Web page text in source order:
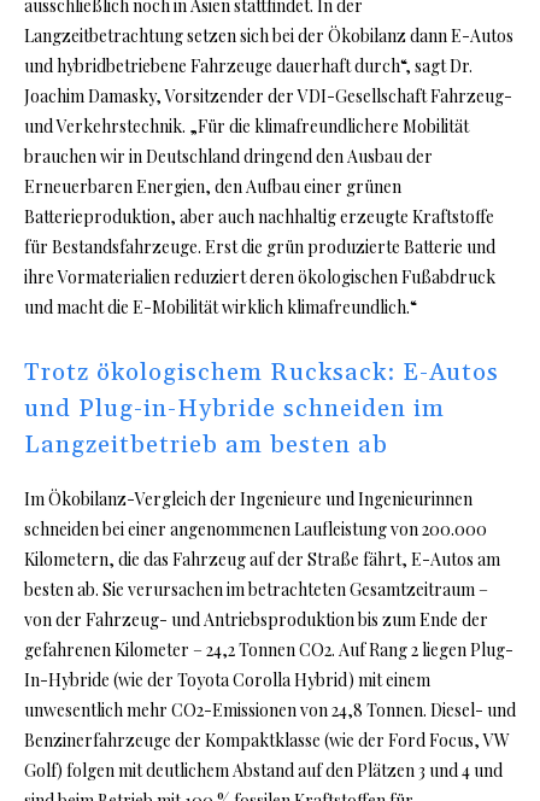
ausschließlich noch in Asien stattfindet. In der
Langzeitbetrachtung setzen sich bei der Ökobilanz dann E-Autos
und hybridbetriebene Fahrzeuge dauerhaft durch“, sagt Dr.
Joachim Damasky, Vorsitzender der VDI-Gesellschaft Fahrzeug-
und Verkehrstechnik. „Für die klimafreundlichere Mobilität
brauchen wir in Deutschland dringend den Ausbau der
Erneuerbaren Energien, den Aufbau einer grünen
Batterieproduktion, aber auch nachhaltig erzeugte Kraftstoffe
für Bestandsfahrzeuge. Erst die grün produzierte Batterie und
ihre Vormaterialien reduziert deren ökologischen Fußabdruck
und macht die E-Mobilität wirklich klimafreundlich.“
Trotz ökologischem Rucksack: E-Autos
und Plug-in-Hybride schneiden im
Langzeitbetrieb am besten ab
Im Ökobilanz-Vergleich der Ingenieure und Ingenieurinnen
schneiden bei einer angenommenen Laufleistung von 200.000
Kilometern, die das Fahrzeug auf der Straße fährt, E-Autos am
besten ab. Sie verursachen im betrachteten Gesamtzeitraum –
von der Fahrzeug- und Antriebsproduktion bis zum Ende der
gefahrenen Kilometer – 24,2 Tonnen CO2. Auf Rang 2 liegen Plug-
In-Hybride (wie der Toyota Corolla Hybrid) mit einem
unwesentlich mehr CO2-Emissionen von 24,8 Tonnen. Diesel- und
Benzinerfahrzeuge der Kompaktklasse (wie der Ford Focus, VW
Golf) folgen mit deutlichem Abstand auf den Plätzen 3 und 4 und